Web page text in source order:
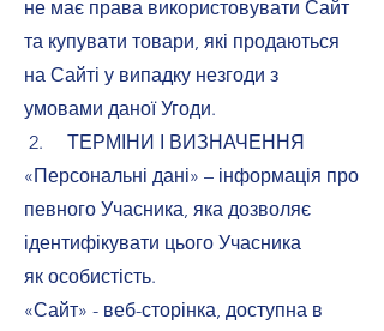
не має права використовувати Сайт
та купувати товари, які продаються
на Сайті у випадку незгоди з
умовами даної Угоди.
2. ТЕРМІНИ І ВИЗНАЧЕННЯ
«Персональні дані» – інформація про
певного Учасника, яка дозволяє
ідентифікувати цього Учасника
як особистість.
«Сайт» - веб-сторінка, доступна в